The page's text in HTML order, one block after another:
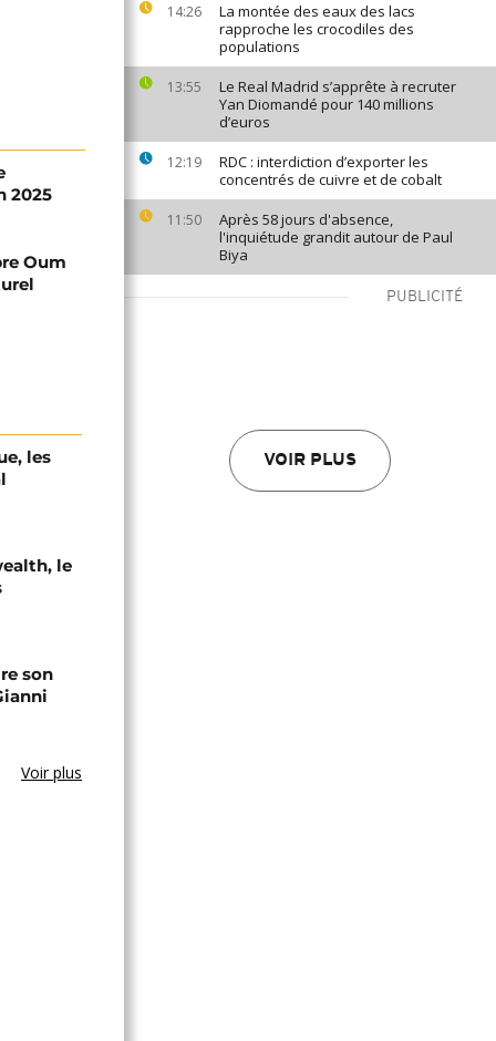
14:26
La montée des eaux des lacs
rapproche les crocodiles des
populations
13:55
Le Real Madrid s’apprête à recruter
Yan Diomandé pour 140 millions
d’euros
12:19
RDC : interdiction d’exporter les
concentrés de cuivre et de cobalt
11:50
Après 58 jours d'absence,
l'inquiétude grandit autour de Paul
Biya
PUBLICITÉ
VOIR PLUS
2025
Oum
les
le
son
Voir plus